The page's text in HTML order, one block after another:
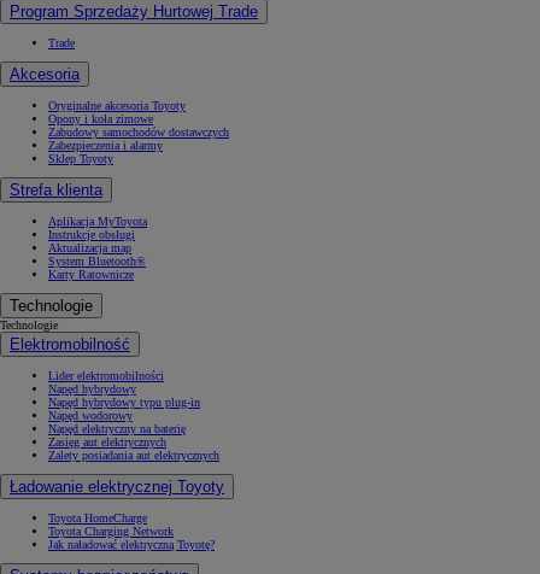
Program Sprzedaży Hurtowej Trade
Trade
Akcesoria
Oryginalne akcesoria Toyoty
Opony i koła zimowe
Zabudowy samochodów dostawczych
Zabezpieczenia i alarmy
Sklep Toyoty
Strefa klienta
Aplikacja MyToyota
Instrukcje obsługi
Aktualizacja map
System Bluetooth®
Karty Ratownicze
Technologie
Technologie
Elektromobilność
Lider elektromobilności
Napęd hybrydowy
Napęd hybrydowy typu plug-in
Napęd wodorowy
Napęd elektryczny na baterię
Zasięg aut elektrycznych
Zalety posiadania aut elektrycznych
Ładowanie elektrycznej Toyoty
Toyota HomeCharge
Toyota Charging Network
Jak naładować elektryczną Toyotę?